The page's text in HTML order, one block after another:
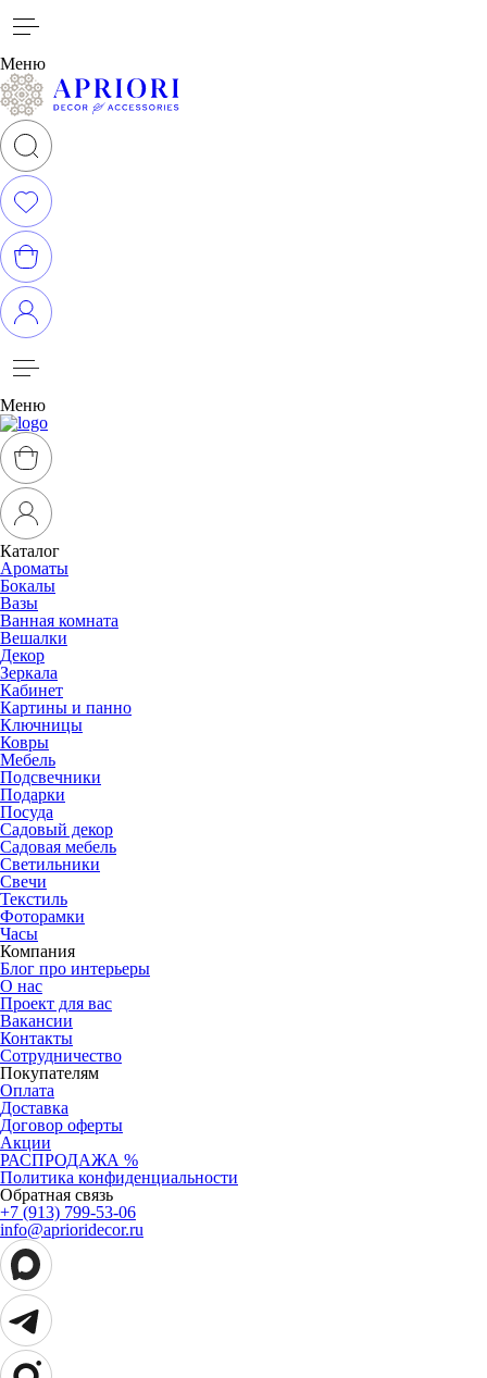
Меню
Меню
Каталог
Ароматы
Бокалы
Вазы
Ванная комната
Вешалки
Декор
Зеркала
Кабинет
Картины и панно
Ключницы
Ковры
Мебель
Подсвечники
Подарки
Посуда
Садовый декор
Садовая мебель
Светильники
Свечи
Текстиль
Фоторамки
Часы
Компания
Блог про интерьеры
О нас
Проект для вас
Вакансии
Контакты
Сотрудничество
Покупателям
Оплата
Доставка
Договор оферты
Акции
РАСПРОДАЖА %
Политика конфиденциальности
Обратная связь
+7 (913) 799-53-06
info@aprioridecor.ru